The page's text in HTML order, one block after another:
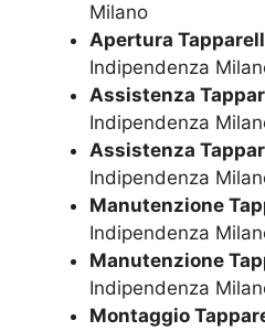
Milano
Apertura
Indipendenza
Assistenza
Indipendenza
Assistenza
Indipendenza
Manutenzione
Indipendenza
Manutenzione
Indipendenza
Montaggio